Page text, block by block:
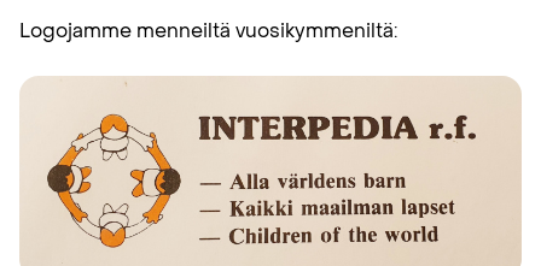
Logojamme menneiltä vuosikymmeniltä: